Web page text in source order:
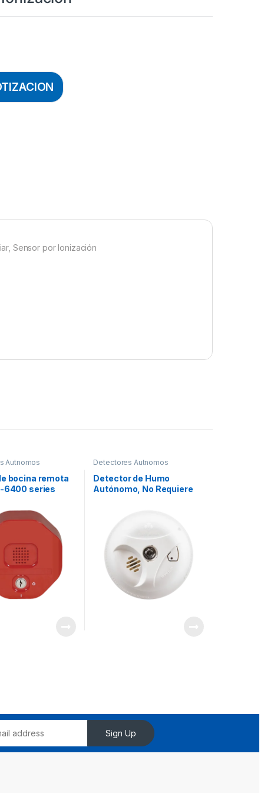
Sensor por Ionización
Autnomos
bocina remota
6400 series
Detectores Autnomos
Detector de Humo
Autónomo, No Requiere
Sign Up